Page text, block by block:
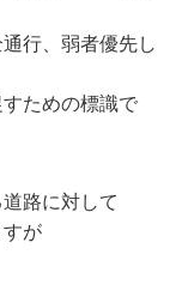
行、弱者優先し
ための標識で
路に対して
が